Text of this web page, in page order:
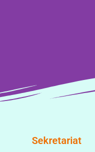
Sekretariat